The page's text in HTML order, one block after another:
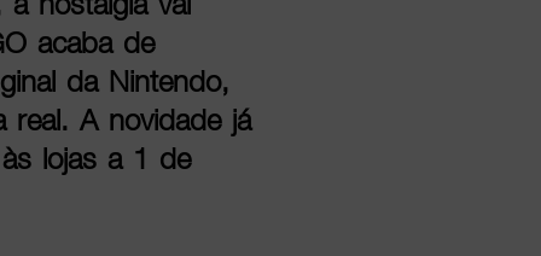
acaba de
da Nintendo,
real. A novidade já
lojas a 1 de